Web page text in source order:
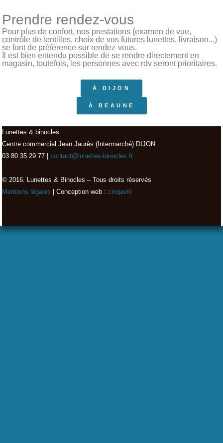
Prendre rendez-vous
Pour plus de confort, nos prestations (examen de vue,
contrôle de lentilles, choix de vos futures lunettes, livraison...)
se font de préférence sur rendez-vous.
Il est bien entendu possible de se rendre directement en
magasin, toutefois, les personnes avec rdv seront prioritaires.
À DIJON
À BEAUNE
Lunettes & binocles
Centre commercial Jean Jaurès (Intermarché) DIJON
03 80 35 29 77 |
contact@lunettes-binocles.fr
© 2016. Lunettes & Binocles – Tous droits réservés​
Mentions légales | Conception web : cinqavril